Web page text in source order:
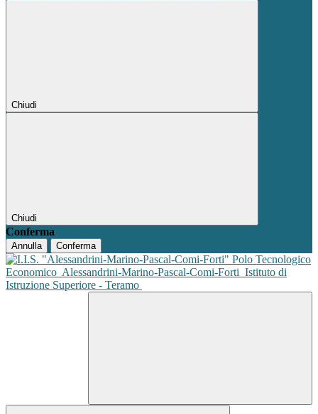
Chiudi
Chiudi
Conferma
Annulla Conferma
Polo Tecnologico
Economico Alessandrini-Marino-Pascal-Comi-Forti Istituto di
Istruzione Superiore - Teramo